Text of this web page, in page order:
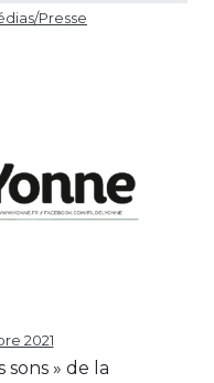
Presse
2021
sons » de la